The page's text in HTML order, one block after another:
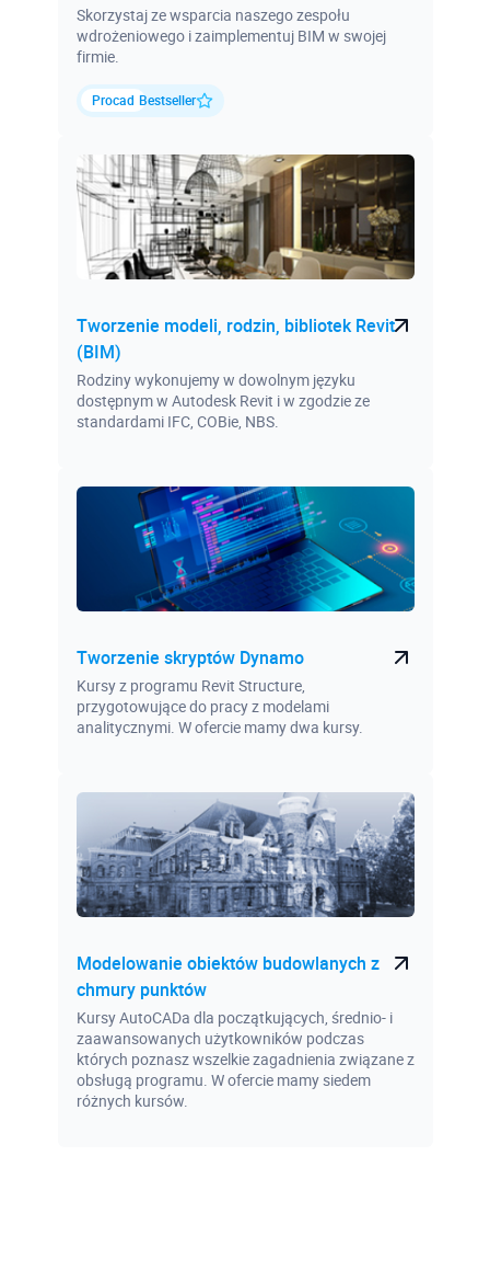
Skorzystaj ze wsparcia naszego zespołu
wdrożeniowego i zaimplementuj BIM w swojej
firmie.
Procad Bestseller
Tworzenie modeli, rodzin, bibliotek Revit
(BIM)
Rodziny wykonujemy w dowolnym języku
dostępnym w Autodesk Revit i w zgodzie ze
standardami IFC, COBie, NBS.
Tworzenie skryptów Dynamo
Kursy z programu Revit Structure,
przygotowujące do pracy z modelami
analitycznymi. W ofercie mamy dwa kursy.
Modelowanie obiektów budowlanych z
chmury punktów
Kursy AutoCADa dla początkujących, średnio- i
zaawansowanych użytkowników podczas
których poznasz wszelkie zagadnienia związane z
obsługą programu. W ofercie mamy siedem
różnych kursów.